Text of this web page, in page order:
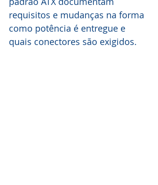
requisitos e mudanças na forma
como potência é entregue e
quais conectores são exigidos.